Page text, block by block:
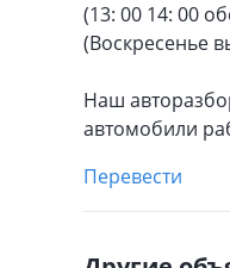
(13: 00 14: 00
(Воскресенье
Наш
автомобили
Перевести